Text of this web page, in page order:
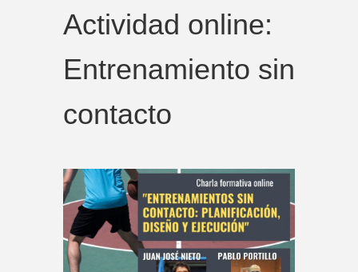
Actividad online:
Entrenamiento sin
contacto